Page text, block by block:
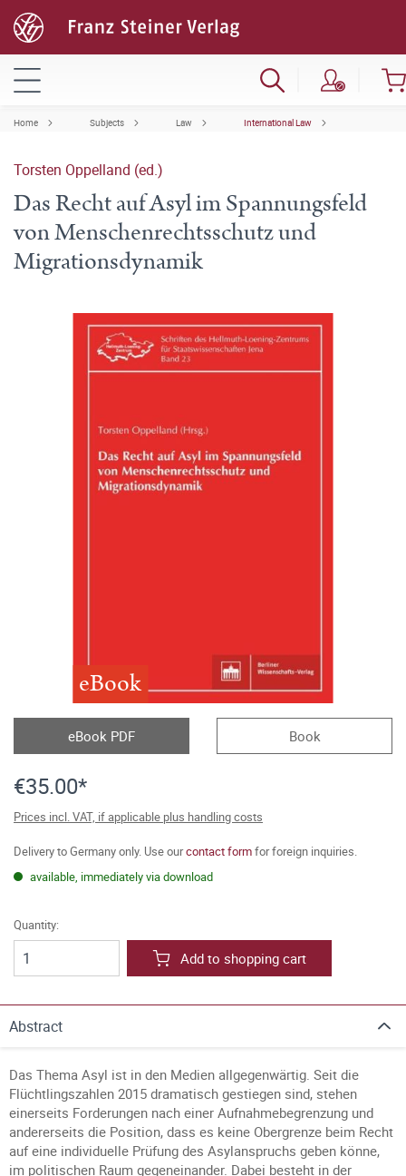
Home Subjects Law International Law
Torsten Oppelland (ed.)
Das Recht auf Asyl im Spannungsfeld
von Menschenrechtsschutz und
Migrationsdynamik
eBook
eBook PDF Book
€35.00*
Prices incl. VAT, if applicable plus handling costs
Delivery to Germany only. Use ourcontact formfor foreign inquiries.
available, immediately via download
Quantity:
Add to shopping cart
Abstract
Das Thema Asyl ist in den Medien allgegenwärtig. Seit die
Flüchtlingszahlen 2015 dramatisch gestiegen sind, stehen
einerseits Forderungen nach einer Aufnahmebegrenzung und
andererseits die Position, dass es keine Obergrenze beim Recht
auf eine individuelle Prüfung des Asylanspruchs geben könne,
im politischen Raum gegeneinander. Dabei besteht in der